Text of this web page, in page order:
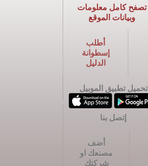
تصفح كامل معلومات
وبيانات الموقع
أطلب
إسطوانة
الدليل
تحميل تطبيق الموبيل
إتصل بنا
أضف
مصنعك او
شركتك